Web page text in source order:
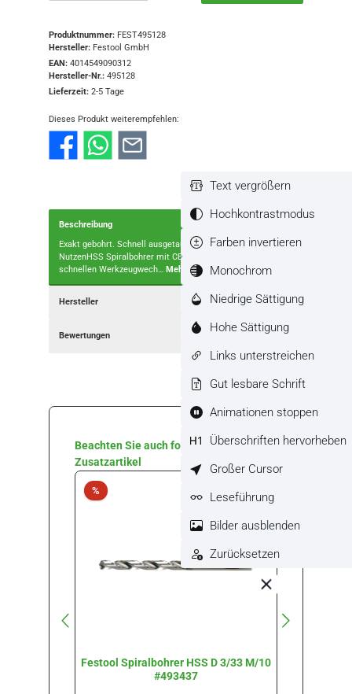
Produktnummer: FEST495128
Hersteller: Festool GmbH
EAN: 4014549090312
Hersteller-Nr.: 495128
Lieferzeit: 2-5 Tage
Dieses Produkt weiterempfehlen:
Beschreibung
Exakt gebohrt. Schnell ausgetauscht.Stärken und
NutzenHSS Spiralbohrer mit CENTROTEC-Bohrerhalter für
schnellen Werkzeugwech… Mehr
Hersteller
Bewertungen
Produktgalerie überspringen
Beachten Sie auch folgende
Zusatzartikel
% Rabatt
Festool Spiralbohrer HSS D 3/33 M/10
#493437
Text vergrößern
Hochkontrastmodus
Farben invertieren
Monochrom
Niedrige Sättigung
Hohe Sättigung
Links unterstreichen
Gut lesbare Schrift
Animationen stoppen
Überschriften hervorheben
Großer Cursor
Leseführung
Bilder ausblenden
Zurücksetzen